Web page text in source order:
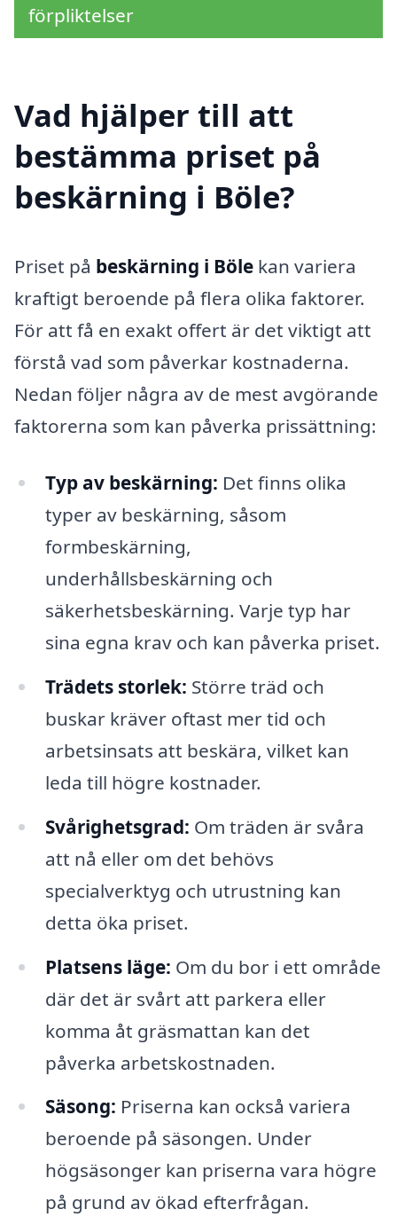
förpliktelser
Vad hjälper till att
bestämma priset på
beskärning i Böle?
Priset på beskärning i Böle kan variera
kraftigt beroende på flera olika faktorer.
För att få en exakt offert är det viktigt att
förstå vad som påverkar kostnaderna.
Nedan följer några av de mest avgörande
faktorerna som kan påverka prissättning:
Typ av beskärning: Det finns olika
typer av beskärning, såsom
formbeskärning,
underhållsbeskärning och
säkerhetsbeskärning. Varje typ har
sina egna krav och kan påverka priset.
Trädets storlek: Större träd och
buskar kräver oftast mer tid och
arbetsinsats att beskära, vilket kan
leda till högre kostnader.
Svårighetsgrad: Om träden är svåra
att nå eller om det behövs
specialverktyg och utrustning kan
detta öka priset.
Platsens läge: Om du bor i ett område
där det är svårt att parkera eller
komma åt gräsmattan kan det
påverka arbetskostnaden.
Säsong: Priserna kan också variera
beroende på säsongen. Under
högsäsonger kan priserna vara högre
på grund av ökad efterfrågan.